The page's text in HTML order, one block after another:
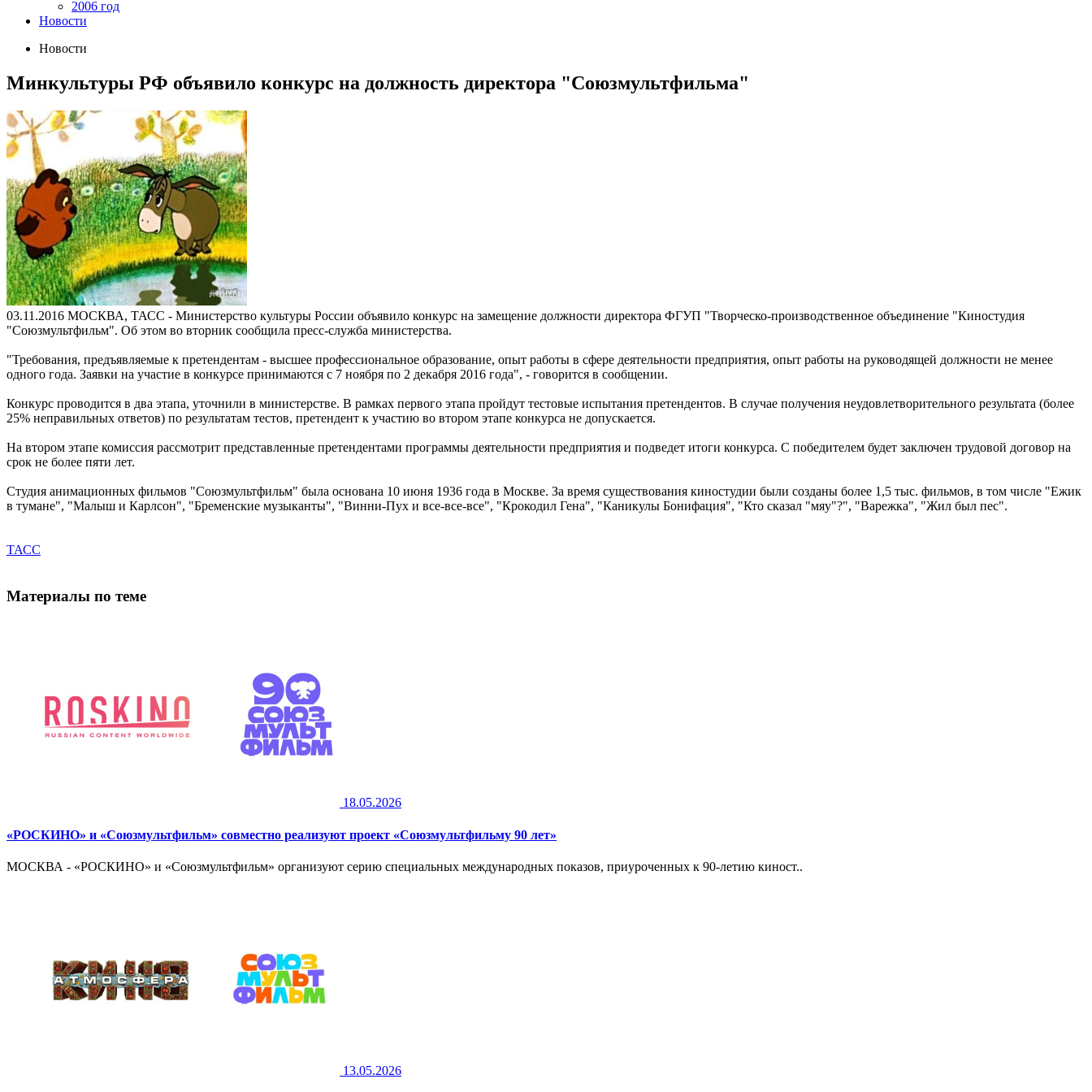
2006 год
Новости
Новости
Минкультуры РФ объявило конкурс на должность директора "Союзмультфильма"
03.11.2016 МОСКВА, ТАСС - Министерство культуры России объявило конкурс на замещение должности директора ФГУП "Творческо-производственное объединение "Киностудия
"Союзмультфильм". Об этом во вторник сообщила пресс-служба министерства.
"Требования, предъявляемые к претендентам - высшее профессиональное образование, опыт работы в сфере деятельности предприятия, опыт работы на руководящей должности не менее
одного года. Заявки на участие в конкурсе принимаются с 7 ноября по 2 декабря 2016 года", - говорится в сообщении.
Конкурс проводится в два этапа, уточнили в министерстве. В рамках первого этапа пройдут тестовые испытания претендентов. В случае получения неудовлетворительного результата (более
25% неправильных ответов) по результатам тестов, претендент к участию во втором этапе конкурса не допускается.
На втором этапе комиссия рассмотрит представленные претендентами программы деятельности предприятия и подведет итоги конкурса. С победителем будет заключен трудовой договор на
срок не более пяти лет.
Студия анимационных фильмов "Союзмультфильм" была основана 10 июня 1936 года в Москве. За время существования киностудии были созданы более 1,5 тыс. фильмов, в том числе "Ежик
в тумане", "Малыш и Карлсон", "Бременские музыканты", "Винни-Пух и все-все-все", "Крокодил Гена", "Каникулы Бонифация", "Кто сказал "мяу"?", "Варежка", "Жил был пес".
ТАСС
Материалы по теме
18.05.2026
«РОСКИНО» и «Союзмультфильм» совместно реализуют проект «Союзмультфильму 90 лет»
МОСКВА - «РОСКИНО» и «Союзмультфильм» организуют серию специальных международных показов, приуроченных к 90-летию киност..
13.05.2026